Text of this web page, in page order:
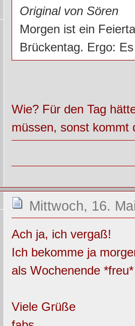
Original von Sören
Morgen ist ein
Brückentag. Ergo:
Wie? Für den Tag
müssen, sonst
Mittwoch, 16.
Ach ja, ich vergaß!
Ich bekomme ja
als Wochenende *freu*
Viele Grüße